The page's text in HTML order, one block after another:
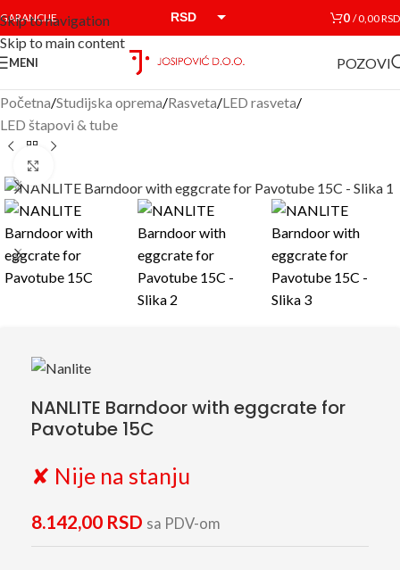
Skip to navigation
Skip to main content
GARANCIJE RSD 0 /0,00RSD
MENI POZOVI
Početna/Studijska oprema/Rasveta/LED rasveta/
LED štapovi & tube
NANLITE Barndoor with eggcrate for
Pavotube 15C
✘ Nije na stanju
8.142,00 RSD sa PDV-om